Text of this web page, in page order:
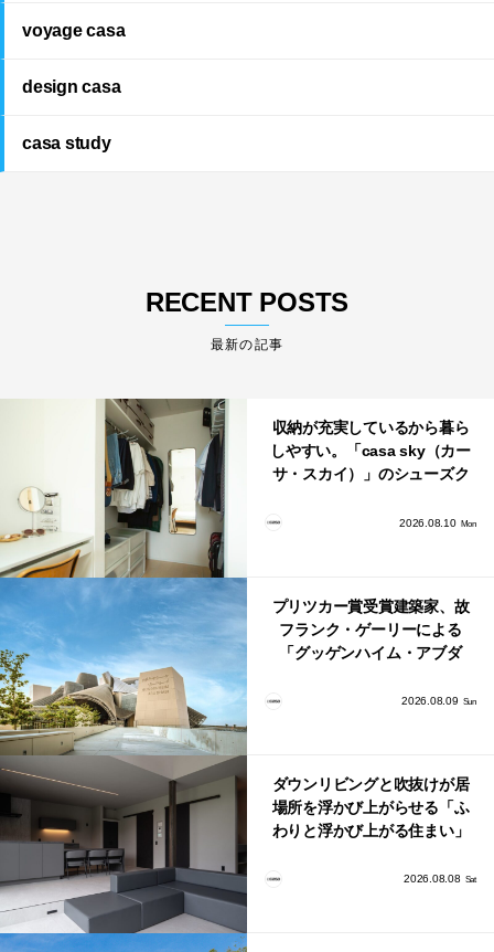
voyage casa
design casa
casa study
RECENT POSTS
最新の記事
収納が充実しているから暮ら
しやすい。「casa sky（カー
サ・スカイ）」のシューズク
ゼット活用術2026.08.10 Mon
プリツカー賞受賞建築家、故
フランク・ゲーリーによる
「グッゲンハイム・アブダ
2026.08.09 Sun
ダウンリビングと吹抜けが居
場所を浮かび上がらせる「ふ
わりと浮かび上がる住まい」
2026.08.08 Sat